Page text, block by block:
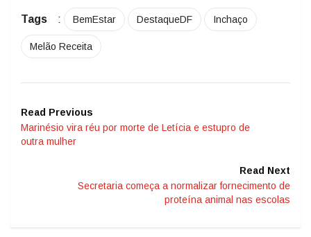
Tags : BemEstar DestaqueDF Inchaço
Melão Receita
Read Previous
Marinésio vira réu por morte de Letícia e estupro de
outra mulher
Read Next
Secretaria começa a normalizar fornecimento de
proteína animal nas escolas